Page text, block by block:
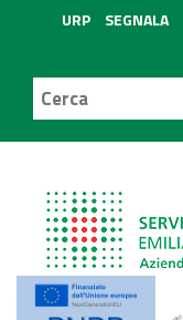
URP SEGNALA